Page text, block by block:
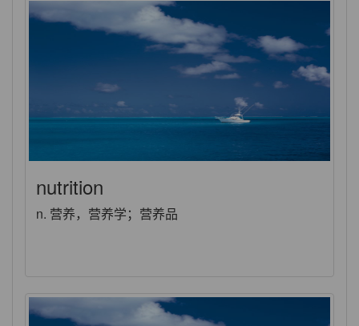
nutrition
n. 营养，营养学；营养品